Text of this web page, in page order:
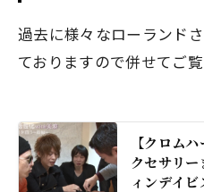
過去に様々なローランド
ておりますので併せてご
【クロム
クセサリー
ィンデイビ